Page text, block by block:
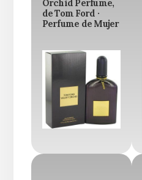
Orchid Perfume,
de Tom Ford ·
Perfume de Mujer